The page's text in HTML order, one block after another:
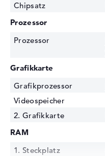
Chipsatz
Prozessor
Prozessor
Grafikkarte
Grafikprozessor
Videospeicher
2. Grafikkarte
RAM
1. Steckplatz